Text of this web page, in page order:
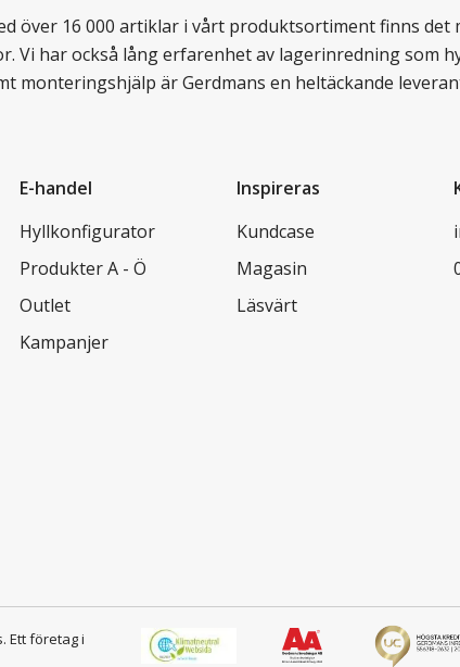
över 16 000 artiklar i vårt produktsortiment finns det
har också lång erfarenhet av lagerinredning som
monteringshjälp är Gerdmans en heltäckande
E-handel
Hyllkonfigurator
Produkter A - Ö
Outlet
Kampanjer
Inspireras
Kundcase
Magasin
Läsvärt
Ett företag i